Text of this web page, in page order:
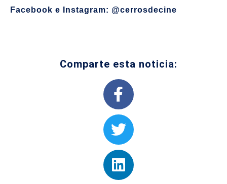
Facebook e Instagram: @cerrosdecine
Comparte esta noticia: